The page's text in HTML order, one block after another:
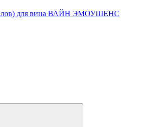
для вина ВАЙН ЭМОУШЕНС